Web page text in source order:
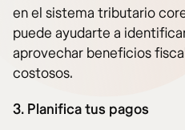
en el sistema tributario
puede ayudarte a
aprovechar beneficios
costosos.
3. Planifica tus pagos